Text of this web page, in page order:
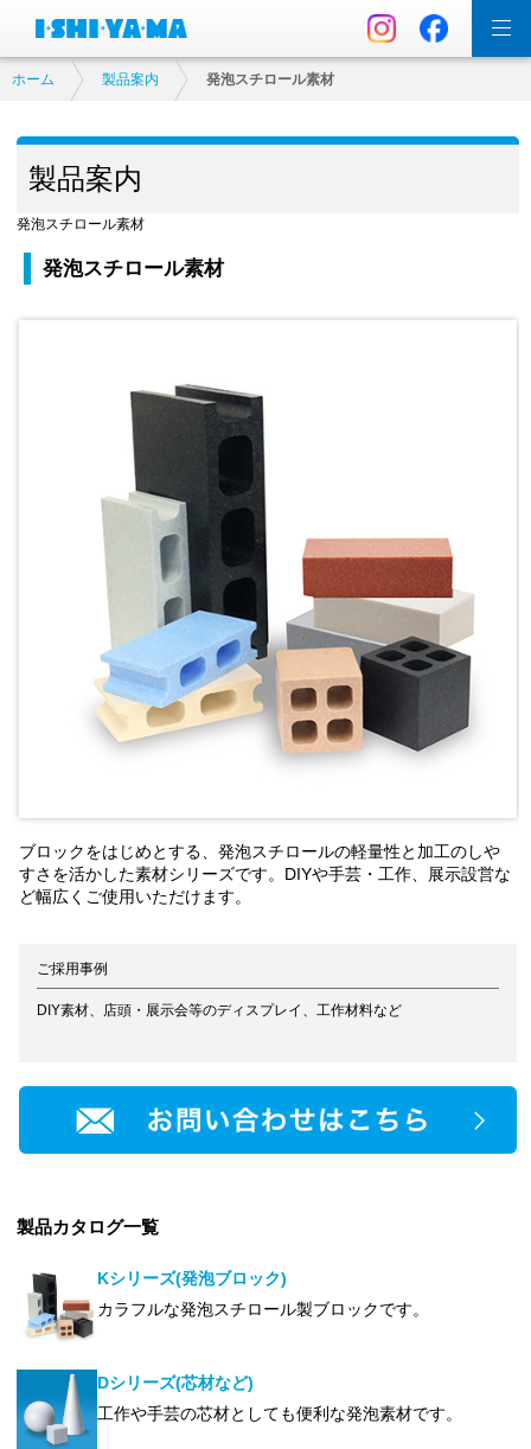
ホーム 製品案内 発泡スチロール素材
製品案内
発泡スチロール素材
発泡スチロール素材
ブロックをはじめとする、発泡スチロールの軽量性と加工のしや
すさを活かした素材シリーズです。DIYや手芸・工作、展示設営な
ど幅広くご使用いただけます。
ご採用事例
DIY素材、店頭・展示会等のディスプレイ、工作材料など
製品カタログ一覧
Kシリーズ(発泡ブロック)
カラフルな発泡スチロール製ブロックです。
Dシリーズ(芯材など)
工作や手芸の芯材としても便利な発泡素材です。